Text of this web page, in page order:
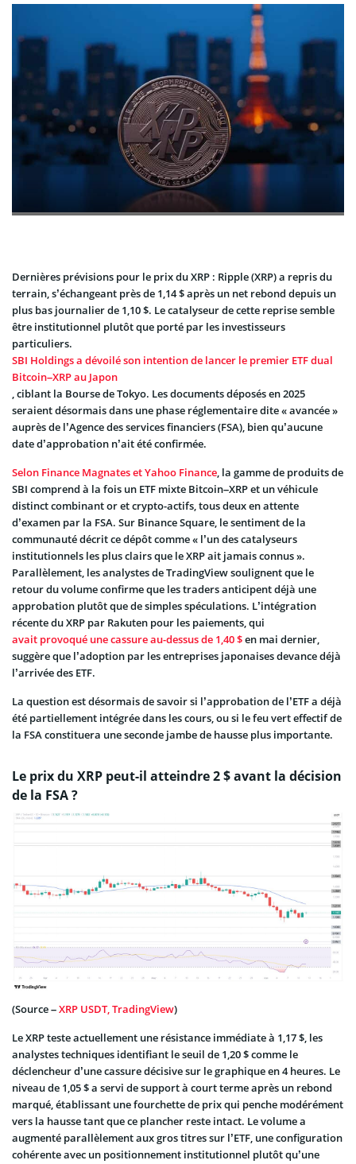
Dernières prévisions pour le prix du XRP : Ripple (XRP) a repris du
terrain, s’échangeant près de 1,14 $ après un net rebond depuis un
plus bas journalier de 1,10 $. Le catalyseur de cette reprise semble
être institutionnel plutôt que porté par les investisseurs
particuliers.
SBI Holdings a dévoilé son intention de lancer le premier ETF dual
Bitcoin–XRP au Japon
, ciblant la Bourse de Tokyo. Les documents déposés en 2025
seraient désormais dans une phase réglementaire dite « avancée »
auprès de l’Agence des services financiers (FSA), bien qu’aucune
date d’approbation n’ait été confirmée.
Selon Finance Magnates et Yahoo Finance, la gamme de produits de
SBI comprend à la fois un ETF mixte Bitcoin–XRP et un véhicule
distinct combinant or et crypto-actifs, tous deux en attente
d’examen par la FSA. Sur Binance Square, le sentiment de la
communauté décrit ce dépôt comme « l’un des catalyseurs
institutionnels les plus clairs que le XRP ait jamais connus ».
Parallèlement, les analystes de TradingView soulignent que le
retour du volume confirme que les traders anticipent déjà une
approbation plutôt que de simples spéculations. L’intégration
récente du XRP par Rakuten pour les paiements, qui
avait provoqué une cassure au-dessus de 1,40 $en mai dernier,
suggère que l’adoption par les entreprises japonaises devance déjà
l’arrivée des ETF.
La question est désormais de savoir si l’approbation de l’ETF a déjà
été partiellement intégrée dans les cours, ou si le feu vert effectif de
la FSA constituera une seconde jambe de hausse plus importante.
Le prix du XRP peut-il atteindre 2 $ avant la décision
de la FSA ?
(Source –XRP USDT, TradingView)
Le XRP teste actuellement une résistance immédiate à 1,17 $, les
analystes techniques identifiant le seuil de 1,20 $ comme le
déclencheur d’une cassure décisive sur le graphique en 4 heures. Le
niveau de 1,05 $ a servi de support à court terme après un rebond
marqué, établissant une fourchette de prix qui penche modérément
vers la hausse tant que ce plancher reste intact. Le volume a
augmenté parallèlement aux gros titres sur l’ETF, une configuration
cohérente avec un positionnement institutionnel plutôt qu’une